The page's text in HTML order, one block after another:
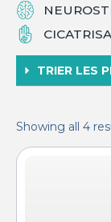
TRIER LES
Showing all 4